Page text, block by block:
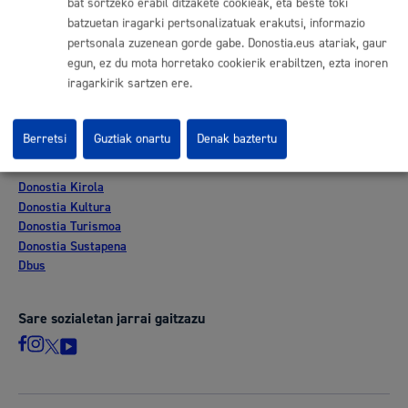
Lan eskaintza
Kontratatzailaren profila
Egoitza elektronikoa
Mapak - GeoDonostia
Prentsa aretoa
Beste webgune korporatibo batzuk
Donostia Kirola
Donostia Kultura
Donostia Turismoa
Donostia Sustapena
Dbus
Sare sozialetan jarrai gaitzazu
batzuetan iragarki pertsonalizatuak erakutsi, informazio
pertsonala zuzenean gorde gabe. Donostia.eus atariak, gaur
egun, ez du mota horretako cookierik erabiltzen, ezta inoren
iragarkirik sartzen ere.
Denak baztertu
Berretsi Guztiak onartu